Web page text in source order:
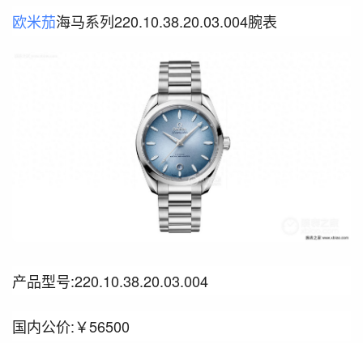
欧米茄海马系列220.10.38.20.03.004腕表
产品型号:220.10.38.20.03.004
国内公价:￥56500